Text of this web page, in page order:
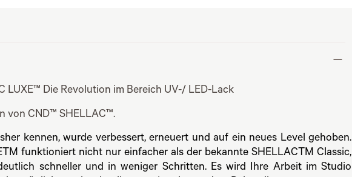
LUXE™ Die Revolution im Bereich UV-/ LED-Lack
von CND™ SHELLAC™.
kennen, wurde verbessert, erneuert und auf ein neues Level gehoben.
funktioniert nicht nur einfacher als der bekannte SHELLACTM Classic,
schneller und in weniger Schritten. Es wird Ihre Arbeit im Studio